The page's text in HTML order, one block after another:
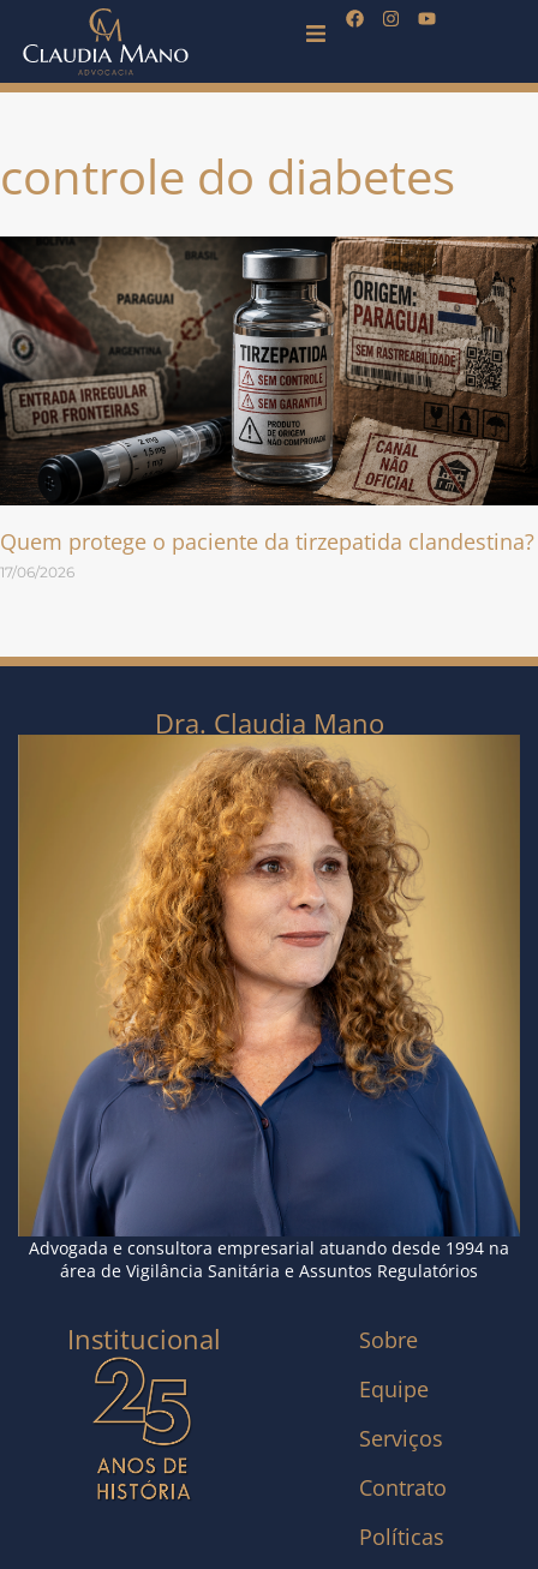
controle do diabetes
Quem protege o paciente da tirzepatida clandestina?
17/06/2026
Dra. Claudia Mano
Advogada e consultora empresarial atuando desde 1994 na
área de Vigilância Sanitária e Assuntos Regulatórios
Institucional
Sobre
Equipe
Serviços
Contrato
Políticas